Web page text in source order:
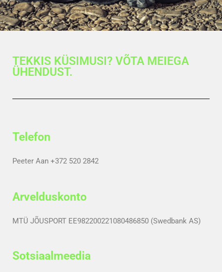
TEKKIS KÜSIMUSI? VÕTA MEIEGA
ÜHENDUST.
Telefon
Peeter Aan +372 520 2842
Arvelduskonto
MTÜ JÕUSPORT EE982200221080486850 (Swedbank AS)
Sotsiaalmeedia